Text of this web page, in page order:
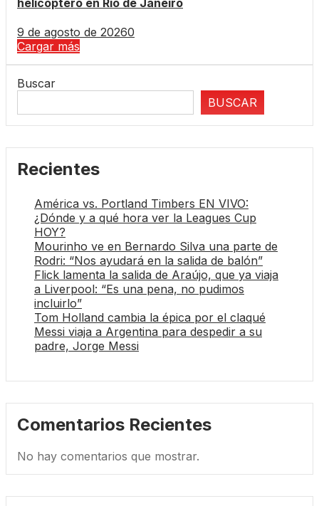
9 de agosto de 20260
Cargar más
Buscar
BUSCAR
Recientes
América vs. Portland Timbers EN VIVO:
¿Dónde y a qué hora ver la Leagues Cup
HOY?
Mourinho ve en Bernardo Silva una parte de
Rodri: “Nos ayudará en la salida de balón”
Flick lamenta la salida de Araújo, que ya viaja
a Liverpool: “Es una pena, no pudimos
incluirlo”
Tom Holland cambia la épica por el claqué
Messi viaja a Argentina para despedir a su
padre, Jorge Messi
Comentarios Recientes
No hay comentarios que mostrar.